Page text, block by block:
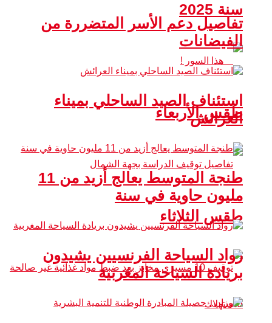
سنة 2025
طقس الأربعاء
طقس الثلاثاء
تفاصيل دعم الأسر المتضررة من
الفيضانات
استئناف الصيد الساحلي بميناء
العرائش
طنجة المتوسط يعالج أزيد من 11
مليون حاوية في سنة
رواد السياحة الفرنسيين يشيدون
بريادة السياحة المغربية